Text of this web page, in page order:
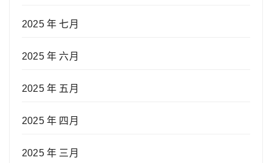
2025 年 七月
2025 年 六月
2025 年 五月
2025 年 四月
2025 年 三月